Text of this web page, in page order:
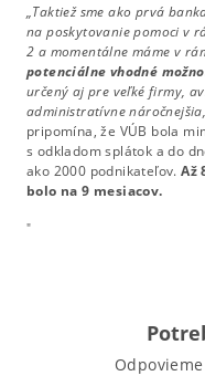
„Taktiež sme ako prvá
na poskytovanie pomoci v
2 a momentálne máme v
potenciálne vhodné
určený aj pre veľké firmy,
administratívne
pripomína, že VÚB bola
s odkladom splátok a do
ako 2000 podnikateľov.Až
bolo na 9 mesiacov.
"